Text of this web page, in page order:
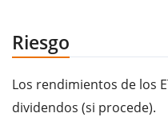
Riesgo
Los rendimientos de los
dividendos (si procede).